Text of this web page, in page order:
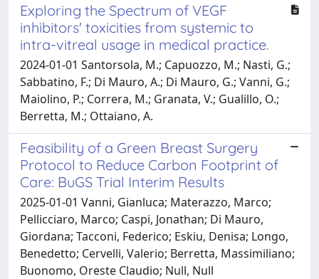
Exploring the Spectrum of VEGF
inhibitors' toxicities from systemic to
intra-vitreal usage in medical practice.
2024-01-01 Santorsola, M.; Capuozzo, M.; Nasti, G.;
Sabbatino, F.; Di Mauro, A.; Di Mauro, G.; Vanni, G.;
Maiolino, P.; Correra, M.; Granata, V.; Gualillo, O.;
Berretta, M.; Ottaiano, A.
Feasibility of a Green Breast Surgery
Protocol to Reduce Carbon Footprint of
Care: BuGS Trial Interim Results
2025-01-01 Vanni, Gianluca; Materazzo, Marco;
Pellicciaro, Marco; Caspi, Jonathan; Di Mauro,
Giordana; Tacconi, Federico; Eskiu, Denisa; Longo,
Benedetto; Cervelli, Valerio; Berretta, Massimiliano;
Buonomo, Oreste Claudio; Null, Null